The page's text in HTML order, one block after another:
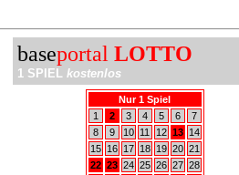
baseportal LOTTO
1 SPIEL kostenlos
Nur 1 Spiel
1
2 3 4 5 6
7
8
9 10 11 12 13
14
15
16 17 18 19 20 21
22 23 24 25 26 27 28